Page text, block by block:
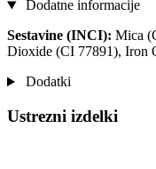
Dodatne informacije
Sestavine (INCI): Mica
Dioxide (CI 77891), Iron
Dodatki
Ustrezni izdelki